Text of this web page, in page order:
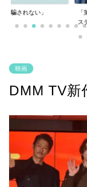
は騙されない」
ス
映画
DMM TV新